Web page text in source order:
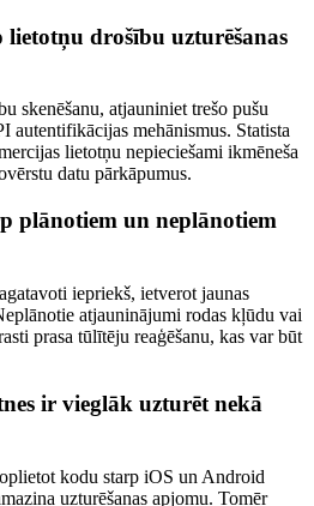
drošību uzturēšanas
skenēšanu, atjauniniet trešo pušu
autentifikācijas mehānismus. Statista
lietotņu nepieciešami ikmēneša
datu pārkāpumus.
plānotiem un neplānotiem
iepriekš, ietverot jaunas
atjauninājumi rodas kļūdu vai
prasa tūlītēju reaģēšanu, kas var būt
ir vieglāk uzturēt nekā
kodu starp iOS un Android
uzturēšanas apjomu. Tomēr